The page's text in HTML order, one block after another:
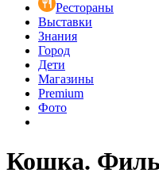
Рестораны
Выставки
Знания
Город
Дети
Магазины
Premium
Фото
Кошка.